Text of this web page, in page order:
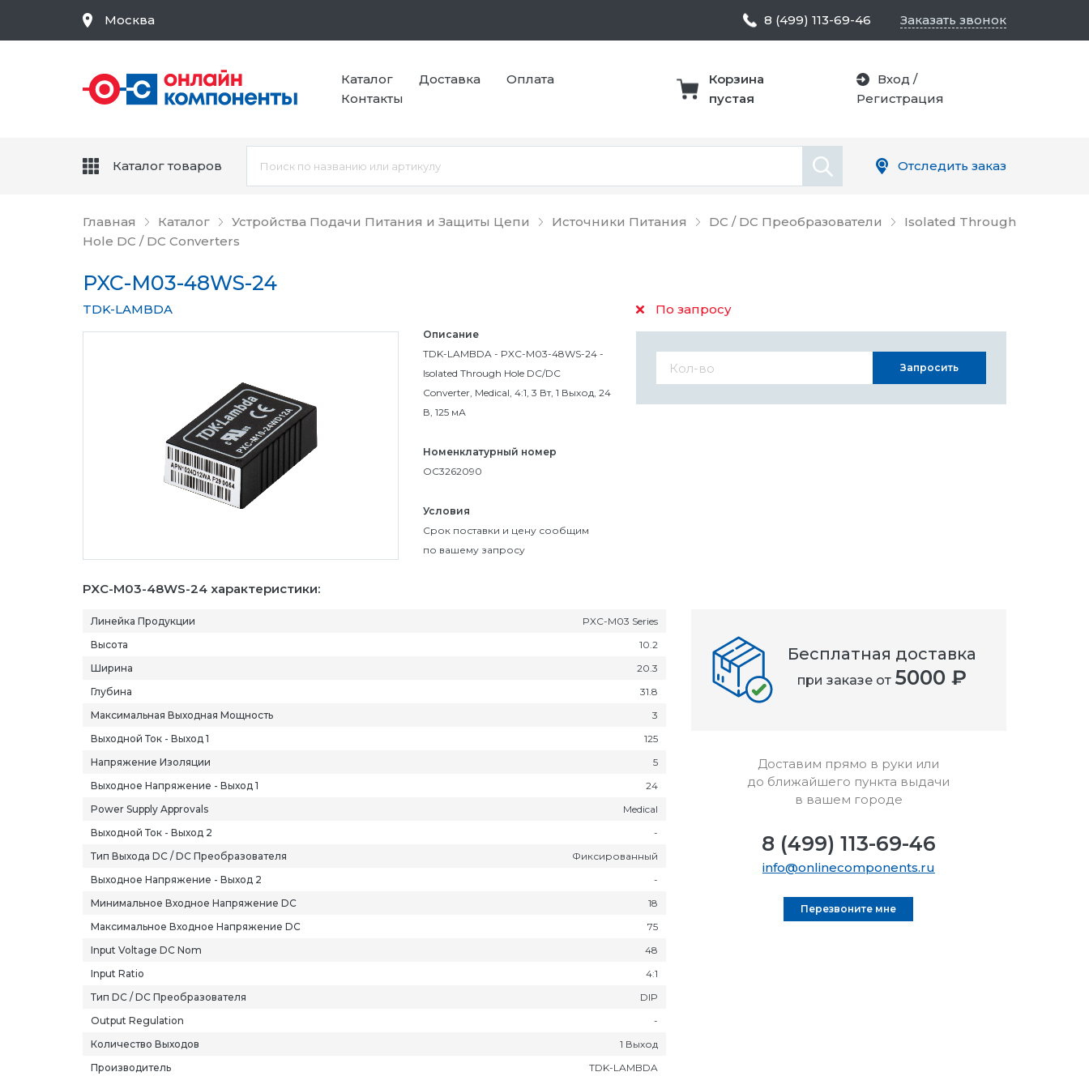
Главная Каталог Устройства Подачи Питания и Защиты Цепи Источники Питания DC / DC Преобразователи
Isolated Through
Hole DC / DC Converters
PXC-M03-48WS-24
TDK-LAMBDA По запросу
Описание
TDK-LAMBDA - PXC-M03-48WS-24 -
Isolated Through Hole DC/DC
Converter, Medical, 4:1, 3 Вт, 1 Выход, 24
В, 125 мА
Номенклатурный номер
OC3262090
Условия
Cрок поставки и цену сообщим
по вашему запросу
Запросить
PXC-M03-48WS-24 характеристики:
Линейка Продукции
PXC-M03 Series
Высота
10.2
Ширина
20.3
Глубина
31.8
Максимальная Выходная Мощность
3
Выходной Ток - Выход 1
125
Напряжение Изоляции
5
Выходное Напряжение - Выход 1
24
Power Supply Approvals
Medical
Выходной Ток - Выход 2
-
Тип Выхода DC / DC Преобразователя
Фиксированный
Выходное Напряжение - Выход 2
-
Минимальное Входное Напряжение DC
18
Максимальное Входное Напряжение DC
75
Input Voltage DC Nom
48
Input Ratio
4:1
Тип DC / DC Преобразователя
DIP
Output Regulation
-
Количество Выходов
1 Выход
Производитель
TDK-LAMBDA
Бесплатная доставка
при заказе от 5000 ₽
Доставим прямо в руки или
до ближайшего пункта выдачи
в вашем городе
8 (499) 113-69-46
info@onlinecomponents.ru
Перезвоните мне
Москва 8 (499) 113-69-46 Заказать звонок
Каталог Доставка
Оплата
Контакты
Корзина
пустая
Вход /
Регистрация
Каталог товаров Отследить заказ